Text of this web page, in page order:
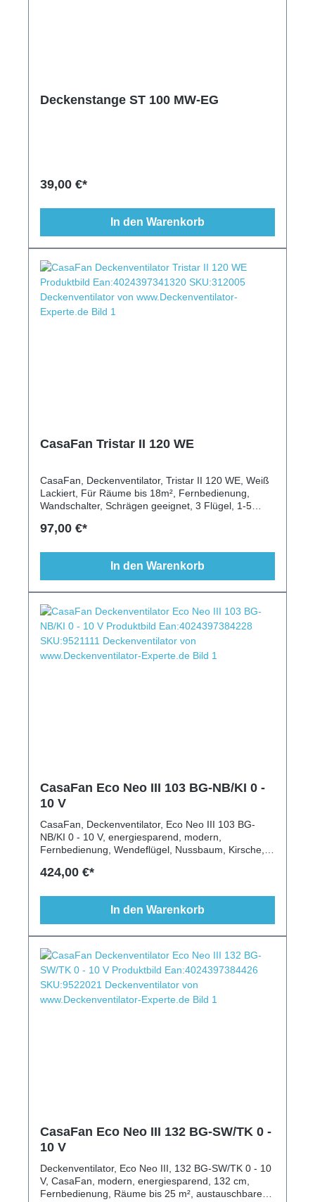
Deckenstange ST 100 MW-EG
39,00 €*
In den Warenkorb
CasaFan Tristar II 120 WE
CasaFan, Deckenventilator, Tristar II 120 WE, Weiß
Lackiert, Für Räume bis 18m², Fernbedienung,
Wandschalter, Schrägen geeignet, 3 Flügel, 1-5
97,00 €*
In den Warenkorb
CasaFan Eco Neo III 103 BG-NB/KI 0 -
10 V
CasaFan, Deckenventilator, Eco Neo III 103 BG-
NB/KI 0 - 10 V, energiesparend, modern,
Fernbedienung, Wendeflügel, Nussbaum, Kirsche,
424,00 €*
In den Warenkorb
CasaFan Eco Neo III 132 BG-SW/TK 0 -
10 V
Deckenventilator, Eco Neo III, 132 BG-SW/TK 0 - 10
V, CasaFan, modern, energiesparend, 132 cm,
Fernbedienung, Räume bis 25 m², austauschbare